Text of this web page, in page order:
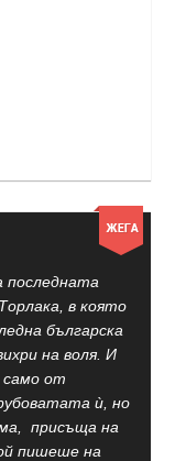
последната
в която
българска
на воля. И
само от
ѝ, но
присъща на
пишеше на